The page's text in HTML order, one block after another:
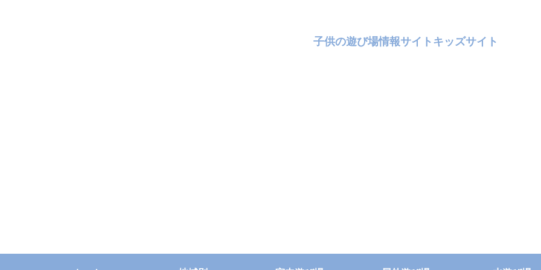
子供の遊び場情報サイトキッズサイト